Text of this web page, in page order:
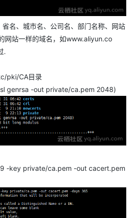
名、城市名、公司名、部门名称、网站
网站一样的域名，如www.aliyun.co
.
pki/CA目录
genrsa -out private/ca.pem 2048)
-key private/ca.pem -out cacert.pem